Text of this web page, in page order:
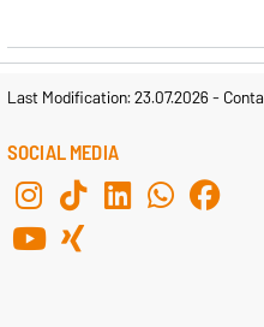
Last Modification: 23.07.2026-
SOCIAL MEDIA